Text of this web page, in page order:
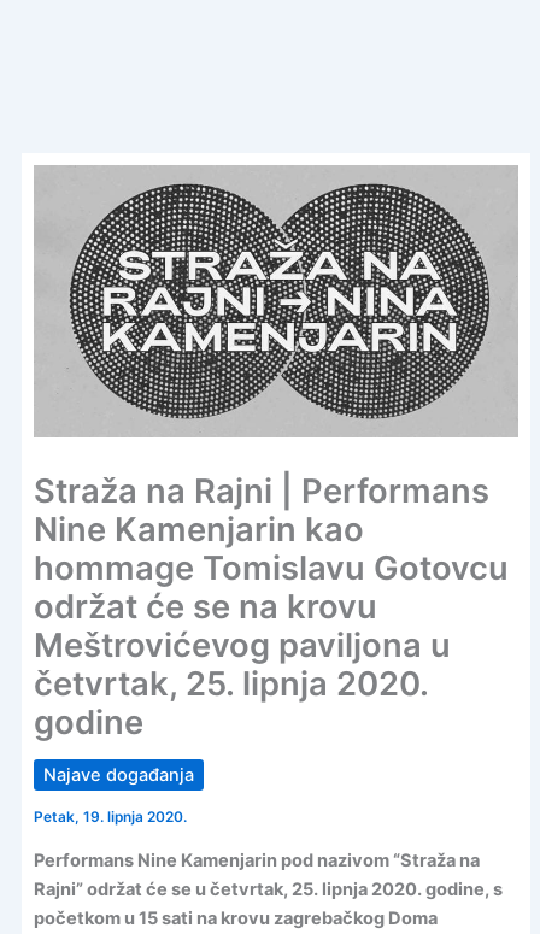
Straža na Rajni | Performans
Nine Kamenjarin kao
hommage Tomislavu Gotovcu
održat će se na krovu
Meštrovićevog paviljona u
četvrtak, 25. lipnja 2020.
godine
Najave događanja
Petak, 19. lipnja 2020.
Performans Nine Kamenjarin pod nazivom “Straža na
Rajni” održat će se u četvrtak, 25. lipnja 2020. godine, s
početkom u 15 sati na krovu zagrebačkog Doma